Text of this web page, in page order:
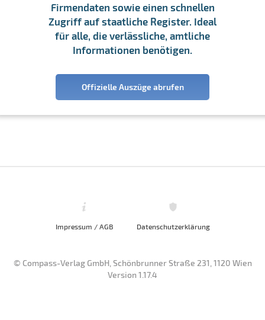
Firmendaten sowie einen schnellen
Zugriff auf staatliche Register. Ideal
für alle, die verlässliche, amtliche
Informationen benötigen.
Offizielle Auszüge abrufen
Impressum / AGB Datenschutzerklärung
© Compass-Verlag GmbH, Schönbrunner Straße 231, 1120 Wien
Version 1.17.4